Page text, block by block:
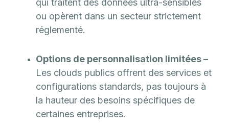
ou opèrent dans un secteur strictement
réglementé.
Options de personnalisation limitées –
Les clouds publics offrent des services et
configurations standards, pas toujours à
la hauteur des besoins spécifiques de
certaines entreprises.